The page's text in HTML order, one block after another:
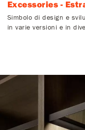
Excessories -
Simbolo di design e
in varie versioni e in